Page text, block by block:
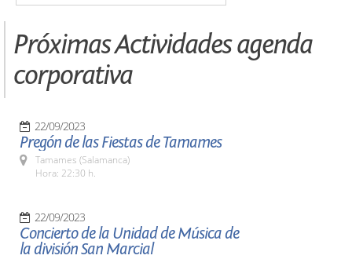
Próximas Actividades agenda
corporativa
22/09/2023
Pregón de las Fiestas de Tamames
Tamames (Salamanca)
Hora: 22:30 h.
22/09/2023
Concierto de la Unidad de Música de
la división San Marcial